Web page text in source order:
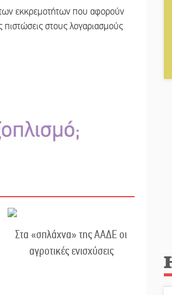
των εκκρεμοτήτων που αφορούν
πιστώσεις στους λογαριασμούς
Στα «σπλάχνα» της ΑΑΔΕ οι
αγροτικές ενισχύσεις